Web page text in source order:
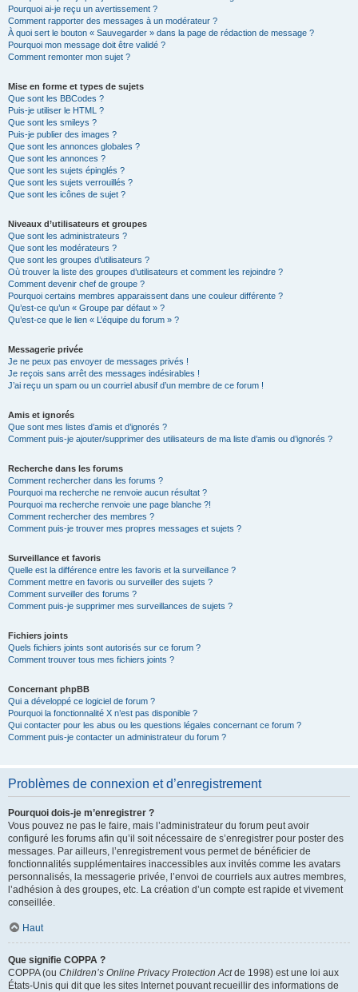
Pourquoi ai-je reçu un avertissement ?
Comment rapporter des messages à un modérateur ?
À quoi sert le bouton « Sauvegarder » dans la page de rédaction de message ?
Pourquoi mon message doit être validé ?
Comment remonter mon sujet ?
Mise en forme et types de sujets
Que sont les BBCodes ?
Puis-je utiliser le HTML ?
Que sont les smileys ?
Puis-je publier des images ?
Que sont les annonces globales ?
Que sont les annonces ?
Que sont les sujets épinglés ?
Que sont les sujets verrouillés ?
Que sont les icônes de sujet ?
Niveaux d’utilisateurs et groupes
Que sont les administrateurs ?
Que sont les modérateurs ?
Que sont les groupes d’utilisateurs ?
Où trouver la liste des groupes d’utilisateurs et comment les rejoindre ?
Comment devenir chef de groupe ?
Pourquoi certains membres apparaissent dans une couleur différente ?
Qu’est-ce qu’un « Groupe par défaut » ?
Qu’est-ce que le lien « L’équipe du forum » ?
Messagerie privée
Je ne peux pas envoyer de messages privés !
Je reçois sans arrêt des messages indésirables !
J’ai reçu un spam ou un courriel abusif d’un membre de ce forum !
Amis et ignorés
Que sont mes listes d’amis et d’ignorés ?
Comment puis-je ajouter/supprimer des utilisateurs de ma liste d’amis ou d’ignorés ?
Recherche dans les forums
Comment rechercher dans les forums ?
Pourquoi ma recherche ne renvoie aucun résultat ?
Pourquoi ma recherche renvoie une page blanche ?!
Comment rechercher des membres ?
Comment puis-je trouver mes propres messages et sujets ?
Surveillance et favoris
Quelle est la différence entre les favoris et la surveillance ?
Comment mettre en favoris ou surveiller des sujets ?
Comment surveiller des forums ?
Comment puis-je supprimer mes surveillances de sujets ?
Fichiers joints
Quels fichiers joints sont autorisés sur ce forum ?
Comment trouver tous mes fichiers joints ?
Concernant phpBB
Qui a développé ce logiciel de forum ?
Pourquoi la fonctionnalité X n’est pas disponible ?
Qui contacter pour les abus ou les questions légales concernant ce forum ?
Comment puis-je contacter un administrateur du forum ?
Problèmes de connexion et d’enregistrement
Pourquoi dois-je m’enregistrer ?
Vous pouvez ne pas le faire, mais l’administrateur du forum peut avoir
configuré les forums afin qu’il soit nécessaire de s’enregistrer pour poster des
messages. Par ailleurs, l’enregistrement vous permet de bénéficier de
fonctionnalités supplémentaires inaccessibles aux invités comme les avatars
personnalisés, la messagerie privée, l’envoi de courriels aux autres membres,
l’adhésion à des groupes, etc. La création d’un compte est rapide et vivement
conseillée.
Haut
Que signifie COPPA ?
COPPA (ou Children’s Online Privacy Protection Actde 1998) est une loi aux
États-Unis qui dit que les sites Internet pouvant recueillir des informations de